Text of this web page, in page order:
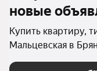
новые
Купить квартиру,
Мальцевская в